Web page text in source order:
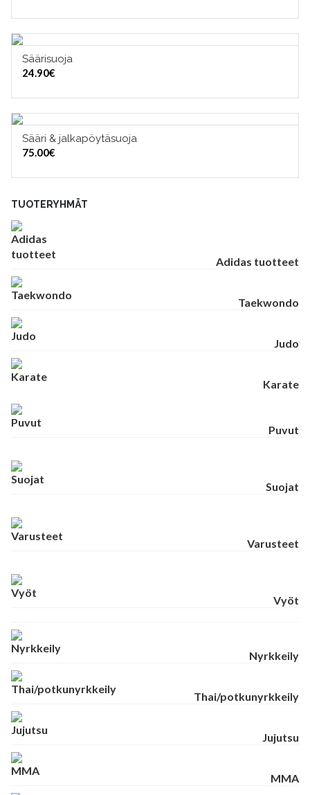
Säärisuoja
24.90€
VALITSE VAIHTOEHDOISTA
Sääri & jalkapöytäsuoja
75.00€
TUOTERYHMÄT
Adidas tuotteet
Taekwondo
Judo
Karate
Puvut
Suojat
Varusteet
Vyöt
Nyrkkeily
Thai/potkunyrkkeily
Jujutsu
MMA